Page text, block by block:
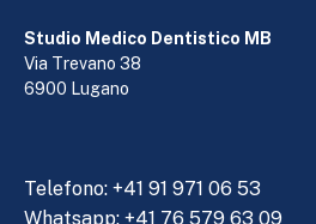
Studio Medico Dentistico MB
Via Trevano 38
6900 Lugano
Telefono: +41 91 971 06 53
Whatsapp: +41 76 579 63 09